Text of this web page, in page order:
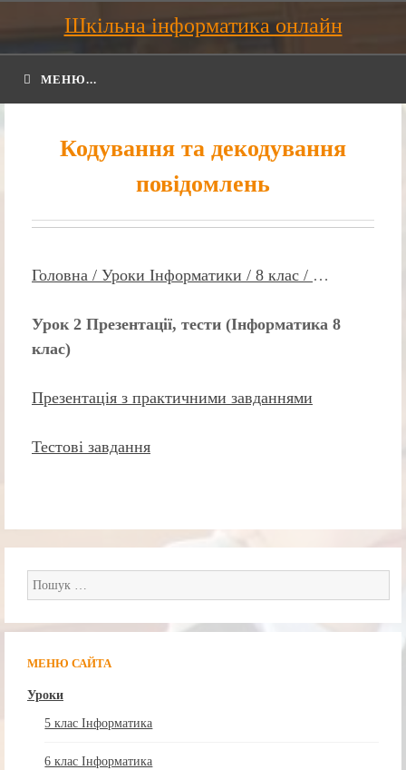
Шкільна інформатика онлайн
МЕНЮ...
Кодування та декодування
повідомлень
Головна / Уроки Інформатики / 8 клас / …
Урок 2 Презентації, тести (Інформатика 8
клас)
Презентація з практичними завданнями
Тестові завдання
Пошук:
МЕНЮ САЙТА
Уроки
5 клас Інформатика
6 клас Інформатика